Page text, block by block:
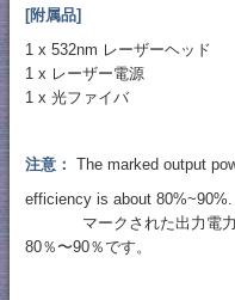
[附属品]
1 x 532nm レーザーヘッド
1 x レーザー電源
1 x 光ファイバ
注意： The marked output
efficiency is about 80%~90%.
マークされた出力電力は
80％〜90％です。